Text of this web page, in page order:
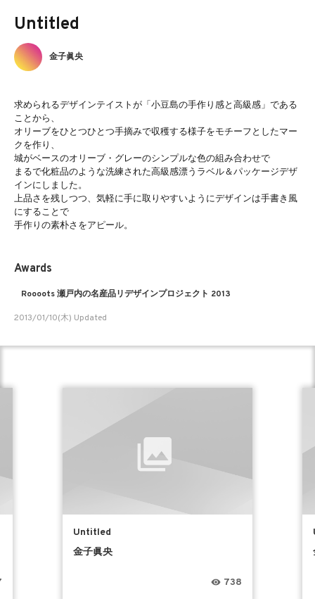
Untitled
金子眞央
求められるデザインテイストが「小豆島の手作り感と高級感」である
ことから、
オリーブをひとつひとつ手摘みで収穫する様子をモチーフとしたマー
クを作り、
城がベースのオリーブ・グレーのシンプルな色の組み合わせで
まるで化粧品のような洗練された高級感漂うラベル＆パッケージデザ
インにしました。
上品さを残しつつ、気軽に手に取りやすいようにデザインは手書き風
にすることで
手作りの素朴さをアピール。
Awards
Roooots 瀬戸内の名産品リデザインプロジェクト 2013
2013/01/10(木) Updated
Untitled
金子眞央
738